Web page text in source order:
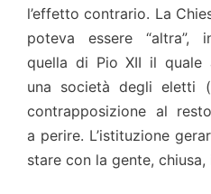
l’effetto contrario. La
poteva essere “altra”,
quella di Pio XII il quale
una società degli eletti
contrapposizione al
a perire. L’istituzione
stare con la gente,